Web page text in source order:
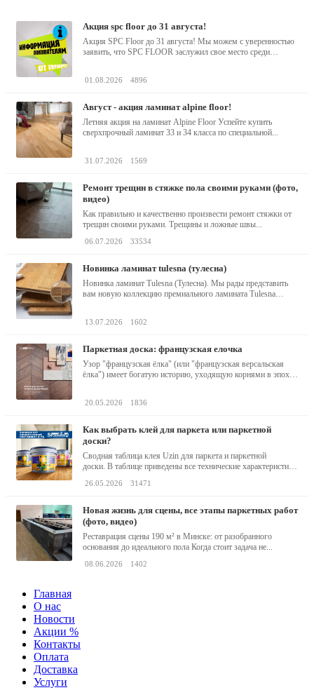
акция spc floor до 31 августа!
Акция SPC Floor до 31 августа! Мы можем с уверенностью
заявить, что SPC FLOOR заслужил свое место среди
01.08.2026 4896
август - акция ламинат alpine floor!
Летняя акция на ламинат Alpine Floor Успейте купить
сверхпрочный ламинат 33 и 34 класса по специальной...
31.07.2026 1569
ремонт трещин в стяжке пола своими руками (фото,
видео)
Как правильно и качественно произвести ремонт стяжки от
трещин своими руками. Трещины и ложные швы...
06.07.2026 33534
новинка ламинат tulesna (тулесна)
Новинка ламинат Tulesna (Тулесна). Мы рады представить
вам новую коллекцию премиального ламината Tulesna
13.07.2026 1602
паркетная доска: французская елочка
Узор "французская ёлка" (или "французская версальская
ёлка") имеет богатую историю, уходящую корнями в эпоху
20.05.2026 1836
как выбрать клей для паркета или паркетной
доски?
Сводная таблица клея Uzin для паркета и паркетной
доски. В таблице приведены все технические характеристики
26.05.2026 31471
новая жизнь для сцены, все этапы паркетных работ
(фото, видео)
Реставрация сцены 190 м² в Минске: от разобранного
основания до идеального пола Когда стоит задача не...
08.06.2026 1402
Главная
О нас
Новости
Акции %
Контакты
Оплата
Доставка
Услуги